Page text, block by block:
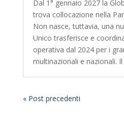
Dal 1° gennaio 2027 la
trova collocazione nella
Non nasce, tuttavia, una
Unico trasferisce e
operativa dal 2024 per i
multinazionali e nazionali. Il
« Post precedenti